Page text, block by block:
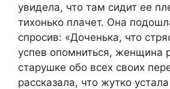
увидела, что там сидит ее
тихонько плачет. Она
спросив: «Доченька, что
успев опомниться, женщина
старушке обо всех своих
рассказала, что жутко